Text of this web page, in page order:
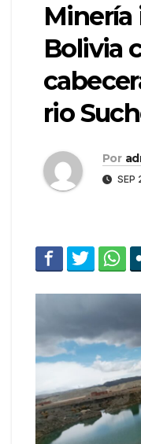
Bolivia
rio
Por
SEP